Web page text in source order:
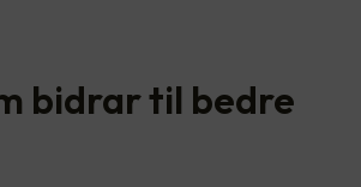
bidrar til bedre